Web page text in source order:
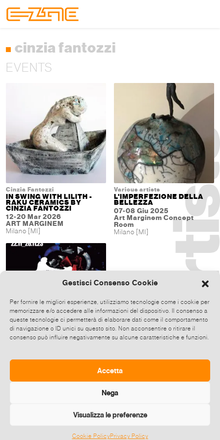
Gestisci Consenso Cookie
Per fornire le migliori esperienze, utilizziamo tecnologie come i cookie per
memorizzare e/o accedere alle informazioni del dispositivo. Il consenso a
queste tecnologie ci permetterà di elaborare dati come il comportamento
di navigazione o ID unici su questo sito. Non acconsentire o ritirare il
consenso può influire negativamente su alcune caratteristiche e funzioni.
Accetta
Nega
Visualizza le preferenze
Cookie PolicyPrivacy Policy
cinzia fantozzi
EVENTS
Cinzia Fantozzi
IN SWING WITH LILITH -
RAKU CERAMICS BY
CINZIA FANTOZZI
12-20 Mar 2026
ART MARGINEM
Milano [MI]
Various artists
L'IMPERFEZIONE DELLA
BELLEZZA
07-08 Giu 2025
Art Marginem Concept
Room
Milano [MI]
ANNIVERSARY
Spazio Ex Fornace Gola